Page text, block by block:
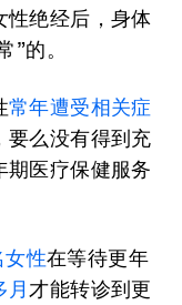
性绝经后，身体
”的。
常年遭受相关症
要么没有得到充
期医疗保健服务
女性在等待更年
月 才能转诊到更